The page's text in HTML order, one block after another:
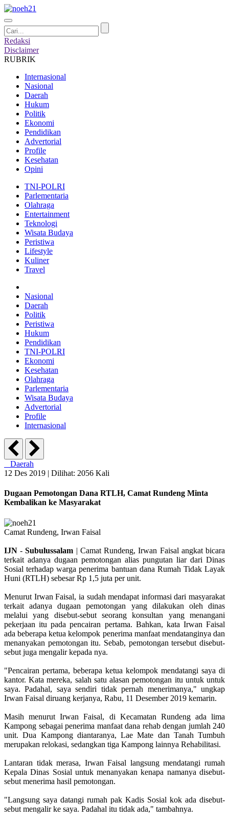
Redaksi
Disclaimer
RUBRIK
Internasional
Nasional
Daerah
Hukum
Politik
Ekonomi
Pendidikan
Advertorial
Profile
Kesehatan
Opini
TNI-POLRI
Parlementaria
Olahraga
Entertainment
Teknologi
Wisata Budaya
Peristiwa
Lifestyle
Kuliner
Travel
Nasional
Daerah
Politik
Peristiwa
Hukum
Pendidikan
TNI-POLRI
Ekonomi
Kesehatan
Olahraga
Parlementaria
Wisata Budaya
Advertorial
Profile
Internasional
Daerah
12 Des 2019 | Dilihat: 2056 Kali
Dugaan Pemotongan Dana RTLH, Camat Rundeng Minta
Kembalikan ke Masyarakat
Camat Rundeng, Irwan Faisal
IJN -Subulussalam | Camat Rundeng, Irwan Faisal angkat bicara
terkait adanya dugaan pemotongan alias pungutan liar dari Dinas
Sosial terhadap warga penerima bantuan dana Rumah Tidak Layak
Huni (RTLH) sebesar Rp 1,5 juta per unit.
Menurut Irwan Faisal, ia sudah mendapat informasi dari masyarakat
terkait adanya dugaan pemotongan yang dilakukan oleh dinas
melalui yang disebut-sebut seorang konsultan yang menangani
pekerjaan itu pada pencairan pertama. Bahkan, kata Irwan Faisal
ada beberapa ketua kelompok penerima manfaat mendatanginya dan
menanyakan pemotongan itu. Sebab, pemotongan tersebut disebut-
sebut juga mengalir kepada nya.
"Pencairan pertama, beberapa ketua kelompok mendatangi saya di
kantor. Kata mereka, salah satu alasan pemotongan itu untuk untuk
saya. Padahal, saya sendiri tidak pernah menerimanya," ungkap
Irwan Faisal diruang kerjanya, Rabu, 11 Desember 2019 kemarin.
Masih menurut Irwan Faisal, di Kecamatan Rundeng ada lima
Kampong sebagai penerima manfaat dana rehab dengan jumlah 240
unit. Dua Kampong diantaranya, Lae Mate dan Tanah Tumbuh
merupakan relokasi, sedangkan tiga Kampong lainnya Rehabilitasi.
Lantaran tidak merasa, Irwan Faisal langsung mendatangi rumah
Kepala Dinas Sosial untuk menanyakan kenapa namanya disebut-
sebut menerima hasil pemotongan.
"Langsung saya datangi rumah pak Kadis Sosial kok ada disebut-
sebut mengalir ke saya. Padahal itu tidak ada," tambahnya.